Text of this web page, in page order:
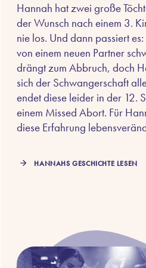
Hannah hat zwei große
der Wunsch nach einem 3.
nie los. Und dann passiert
von einem neuen Partner
drängt zum Abbruch, doch
sich der Schwangerschaft
endet diese leider in der 12.
einem Missed Abort. Für
diese Erfahrung
HANNAHS GESCHICHTE LESEN